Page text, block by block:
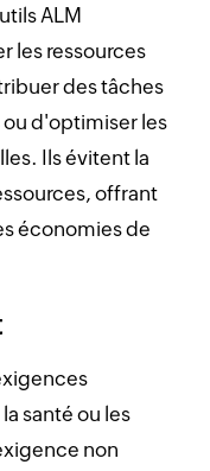
ALM
les ressources
des tâches
d'optimiser les
Ils évitent la
offrant
économies de
santé ou les
non